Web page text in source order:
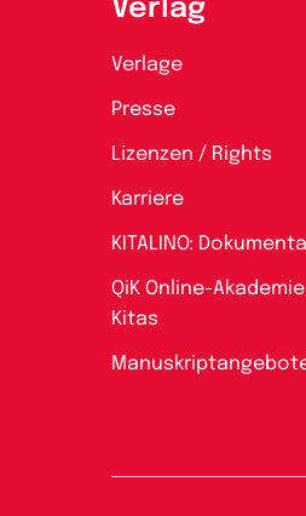
Verlag
Verlage
Presse
Lizenzen / Rights
Karriere
KITALINO:
QiK Online-
Kitas